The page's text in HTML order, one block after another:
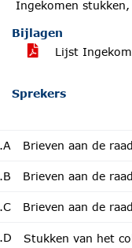
Ingekomen
Bijlagen
Lijst
Sprekers
Brieven aan de
Brieven aan de
Brieven aan de
Stukken van het